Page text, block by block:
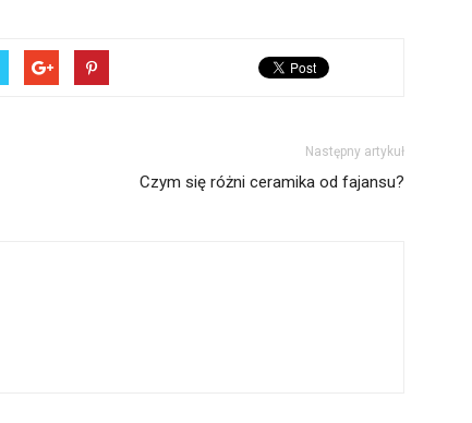
Następny artykuł
Czym się różni ceramika od fajansu?